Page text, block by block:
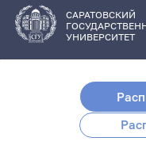
основному
содержанию
САРАТОВСКИЙ
УНИВЕРСИТЕТ